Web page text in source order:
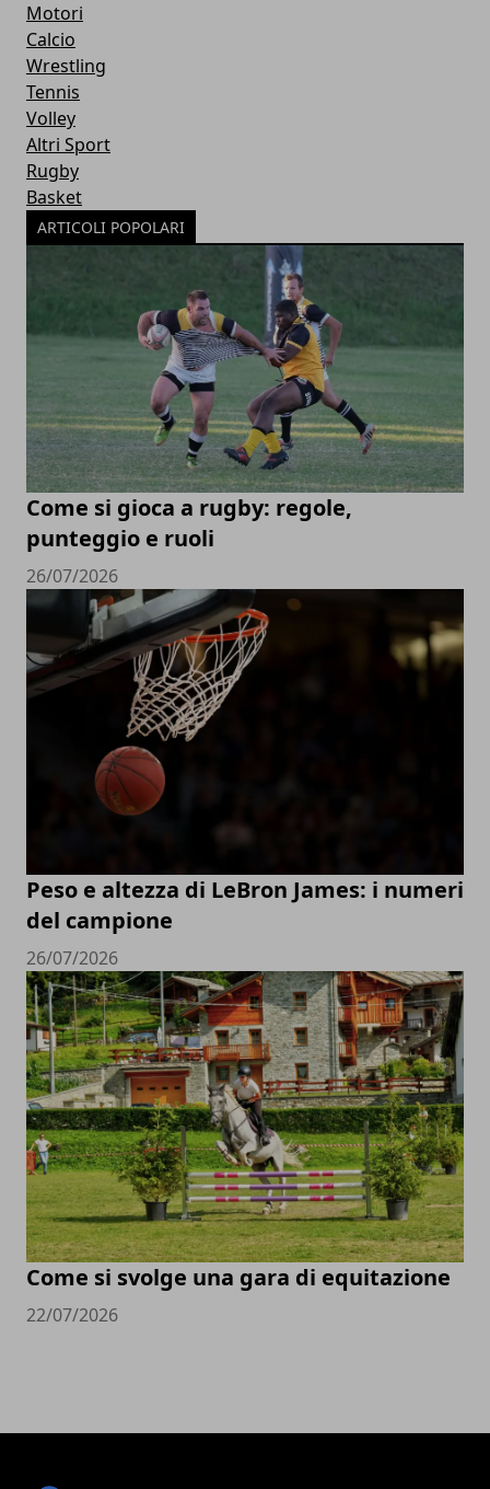
Motori
Calcio
Wrestling
Tennis
Volley
Altri Sport
Rugby
Basket
ARTICOLI POPOLARI
Come si gioca a rugby: regole,
punteggio e ruoli
26/07/2026
Peso e altezza di LeBron James: i numeri
del campione
26/07/2026
Come si svolge una gara di equitazione
22/07/2026